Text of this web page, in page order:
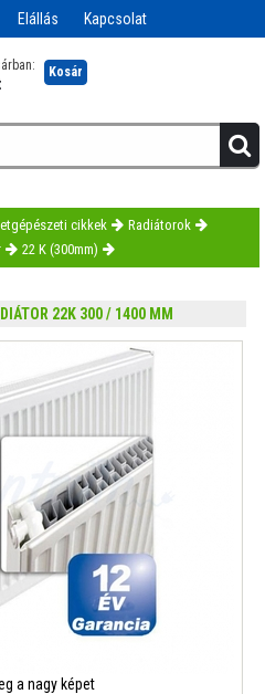
Elállás Kapcsolat
Kosár
cikkek
Radiátorok
22 K (300mm)
22K 300 / 1400 MM
a nagy képet